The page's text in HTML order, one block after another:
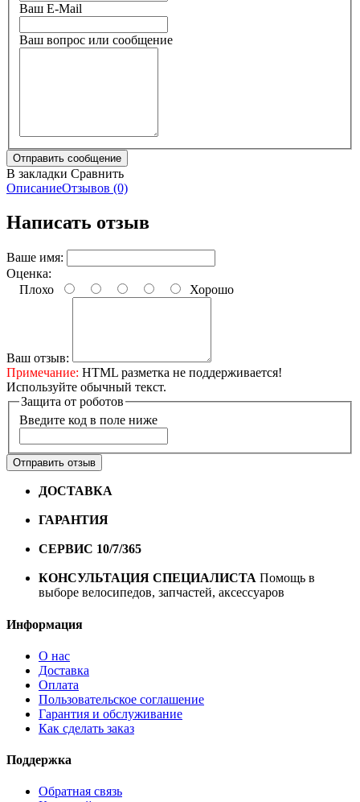
Ваш E-Mail
Ваш вопрос или сообщение
В закладки Сравнить
ОписаниеОтзывов (0)
Написать отзыв
Ваше имя:
Оценка:
Плохо
Хорошо
Ваш отзыв:
Примечание: HTML разметка не поддерживается!
Используйте обычный текст.
Защита от роботов
Введите код в поле ниже
Отправить отзыв
ДОСТАВКА
ГАРАНТИЯ
СЕРВИС 10/7/365
КОНСУЛЬТАЦИЯ СПЕЦИАЛИСТА Помощь в
выборе велосипедов, запчастей, аксессуаров
Информация
О нас
Доставка
Оплата
Пользовательское соглашение
Гарантия и обслуживание
Как сделать заказ
Поддержка
Обратная связь